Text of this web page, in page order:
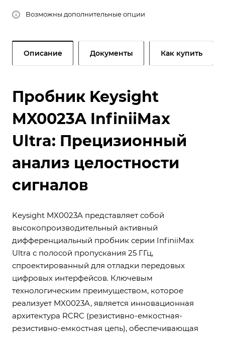
Возможны дополнительные опции
Описание Документы Как купить
Пробник Keysight
MX0023A InfiniiMax
Ultra: Прецизионный
анализ целостности
сигналов
Keysight MX0023A представляет собой
высокопроизводительный активный
дифференциальный пробник серии InfiniiMax
Ultra с полосой пропускания 25 ГГц,
спроектированный для отладки передовых
цифровых интерфейсов. Ключевым
технологическим преимуществом, которое
реализует MX0023A, является инновационная
архитектура RCRC (резистивно-емкостная-
резистивно-емкостная цепь), обеспечивающая